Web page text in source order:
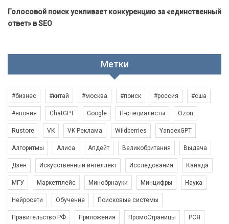
Голосовой поиск усиливает конкуренцию за «единственный
ответ» в SEO
Метки
#бизнес #китай #москва #поиск #россия #сша
#япония ChatGPT Google IT-специалисты Ozon
Rustore VK VK Реклама Wildberries YandexGPT
Алгоритмы Алиса Апдейт Великобритания Выдача
Дзен Искусственный интеллект Исследования Канада
МГУ Маркетплейс Минобрнауки Минцифры Наука
Нейросети Обучение Поисковые системы
Правительство РФ Приложения ПромоСтраницы РСЯ